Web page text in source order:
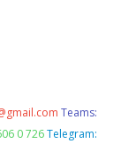
Teams:
0 726 Telegram: